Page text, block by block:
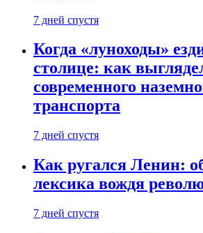
7 дней спустя
Когда «луноходы»
столице: как
современного
транспорта
7 дней спустя
Как ругался Ленин:
лексика вождя
7 дней спустя